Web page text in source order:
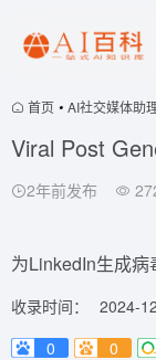
首页 • AI社交媒体助
Viral Post
2年前发布
为LinkedIn生成病
收录时间：
2024-
0
0